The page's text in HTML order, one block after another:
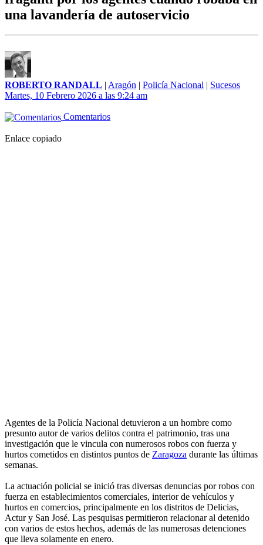
una lavandería de autoservicio
ROBERTO RANDALL | Aragón | Policía Nacional | Sucesos
Martes, 10 Febrero 2026 a las 9:24 am
Comentarios
Enlace copiado
Agentes de la Policía Nacional detuvieron a un hombre como
presunto autor de varios delitos contra el patrimonio, tras una
investigación que le vincula con numerosos robos con fuerza y
hurtos cometidos en distintos puntos de Zaragoza durante las últimas
semanas.
La actuación policial se inició tras diversas denuncias por robos con
fuerza en establecimientos comerciales, interior de vehículos y
hurtos en comercios, principalmente en los distritos de Delicias,
Actur y San José. Las pesquisas permitieron relacionar al detenido
con varios de estos hechos, además de las numerosas detenciones
que lleva solamente en enero.